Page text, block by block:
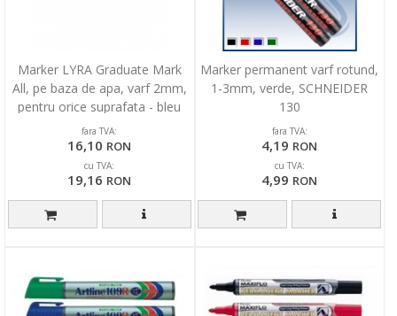
Marker LYRA Graduate Mark
All, pe baza de apa, varf 2mm,
pentru orice suprafata - bleu
fara TVA:
16,10 RON
cu TVA:
19,16 RON
Marker permanent varf rotund,
1-3mm, verde, SCHNEIDER
130
fara TVA:
4,19 RON
cu TVA:
4,99 RON